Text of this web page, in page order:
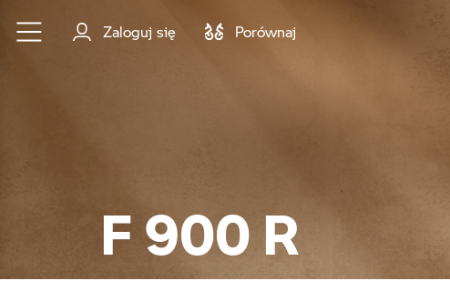
Przejdź do głównej treści
Zaloguj się Porównaj
F 900 R